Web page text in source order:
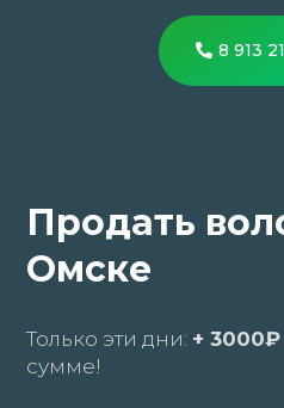
8 913
Продать
Омске
Только эти дни: + 3000₽
сумме!